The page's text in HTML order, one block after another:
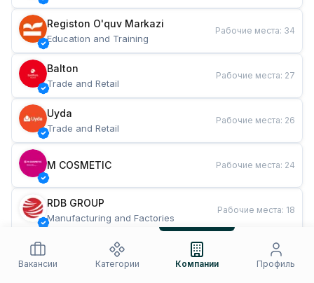
Registon O'quv Markazi
Education and Training
Рабочие места: 34
Balton
Trade and Retail
Рабочие места: 27
Uyda
Trade and Retail
Рабочие места: 26
M COSMETIC Рабочие места: 24
RDB GROUP
Manufacturing and Factories
Рабочие места: 18
Restaurants and Fast Food
Рабочие места
Вакансии
Категории Компании Профиль